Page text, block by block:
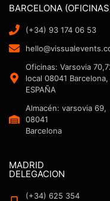
BARCELONA
(+34) 93 174 06 53
Oficinas: Varsovia
local 08041 Barcelona,
ESPAÑA
Almacén: varsovia 69,
08041
Barcelona
MADRID
DELEGACION
(+34) 625 354